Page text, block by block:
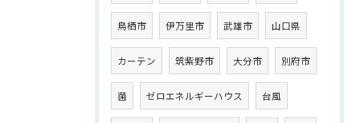
鳥栖市 伊万里市 武雄市 山口県
カーテン 筑紫野市 大分市 別府市
菌 ゼロエネルギーハウス 台風